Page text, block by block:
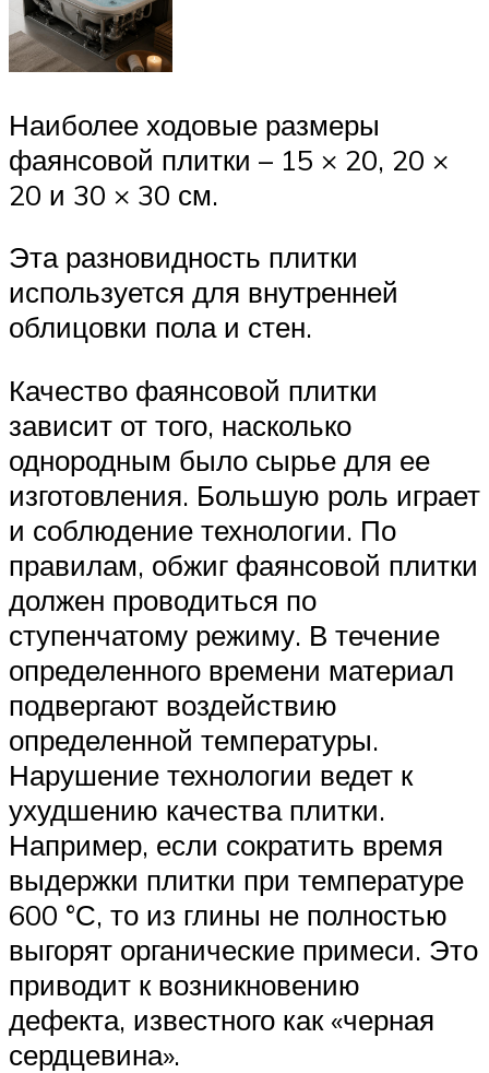
Наиболее ходовые размеры
фаянсовой плитки – 15 × 20, 20 ×
20 и 30 × 30 см.
Эта разновидность плитки
используется для внутренней
облицовки пола и стен.
Качество фаянсовой плитки
зависит от того, насколько
однородным было сырье для ее
изготовления. Большую роль играет
и соблюдение технологии. По
правилам, обжиг фаянсовой плитки
должен проводиться по
ступенчатому режиму. В течение
определенного времени материал
подвергают воздействию
определенной температуры.
Нарушение технологии ведет к
ухудшению качества плитки.
Например, если сократить время
выдержки плитки при температуре
600 °С, то из глины не полностью
выгорят органические примеси. Это
приводит к возникновению
дефекта, известного как «черная
сердцевина».